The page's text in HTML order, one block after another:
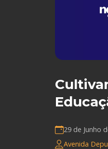
29 de Junho
Avenida